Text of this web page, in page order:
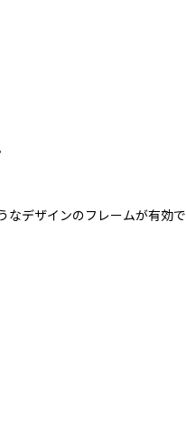
なデザインのフレームが有効で